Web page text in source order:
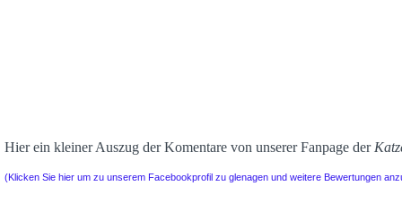
Hier ein kleiner Auszug der Komentare von unserer Fanpage der
(Klicken Sie hier um zu unserem Facebookprofil zu glenagen und weitere Bewertungen